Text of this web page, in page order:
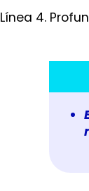
Línea 4.